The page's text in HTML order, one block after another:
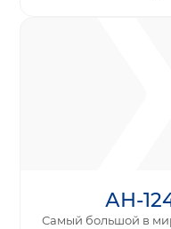
АН-
Самый большой в